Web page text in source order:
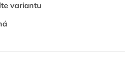
variantu